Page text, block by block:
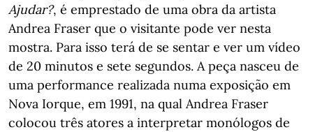
Ajudar?, é emprestado de uma obra da artista
Andrea Fraser que o visitante pode ver nesta
mostra. Para isso terá de se sentar e ver um vídeo
de 20 minutos e sete segundos. A peça nasceu de
uma performance realizada numa exposição em
Nova Iorque, em 1991, na qual Andrea Fraser
colocou três atores a interpretar monólogos de